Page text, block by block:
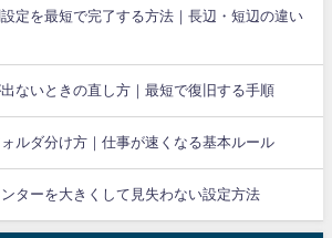
定を最短で完了する方法｜長辺・短辺の違い
ないときの直し方｜最短で復旧する手順
ルダ分け方｜仕事が速くなる基本ルール
ターを大きくして見失わない設定方法